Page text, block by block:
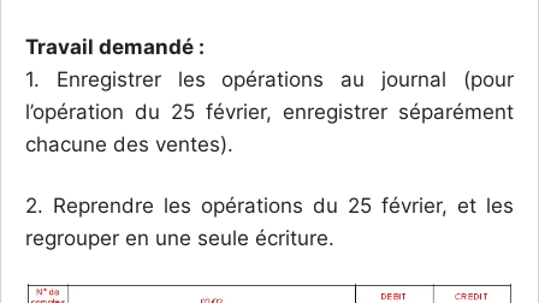
Travail demandé :
1. Enregistrer les opérations au journal (pour
l’opération du 25 février, enregistrer séparément
chacune des ventes).
2. Reprendre les opérations du 25 février, et les
regrouper en une seule écriture.